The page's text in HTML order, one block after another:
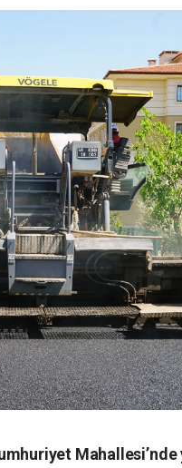
Mahallesi’nde